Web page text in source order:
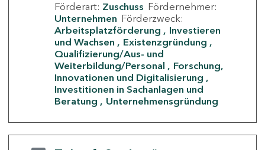
Förderart: Zuschuss Fördernehmer:
Unternehmen Förderzweck:
Arbeitsplatzförderung
Investieren
und Wachsen
Existenzgründung
Qualifizierung/Aus- und
Weiterbildung/Personal
Forschung,
Innovationen und Digitalisierung
Investitionen in Sachanlagen und
Beratung
Unternehmensgründung